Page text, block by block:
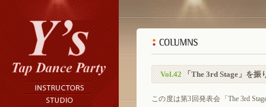
Vol.42「The 3rd Stage」を振
この度は第3回発表会「The 3rd